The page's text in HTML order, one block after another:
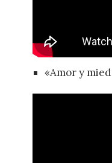
«Amor y